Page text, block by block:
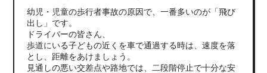
幼児・児童の歩行者事故の原因で、一番多いのが「飛び
出し」です。
ドライバーの皆さん、
歩道にいる子どもの近くを車で通過する時は、速度を落
とし、距離をあけましょう。
見通しの悪い交差点や路地では、二段階停止で十分な安